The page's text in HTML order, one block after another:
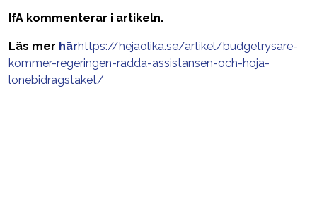
IfA kommenterar i artikeln.
Läs mer härhttps://hejaolika.se/artikel/budgetrysare-
kommer-regeringen-radda-assistansen-och-hoja-
lonebidragstaket/